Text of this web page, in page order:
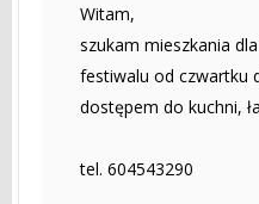
Witam,
szukam mieszkania
festiwalu od czwartku
dostępem do kuchni,
tel. 604543290